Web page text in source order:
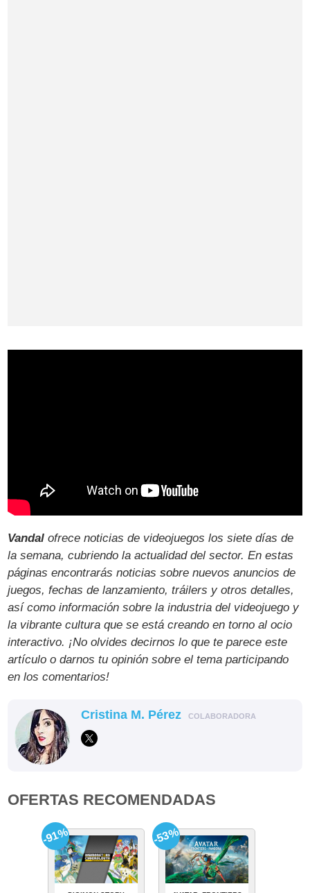
Vandal ofrece noticias de videojuegos los siete días de
la semana, cubriendo la actualidad del sector. En estas
páginas encontrarás noticias sobre nuevos anuncios de
juegos, fechas de lanzamiento, tráilers y otros detalles,
así como información sobre la industria del videojuego y
la vibrante cultura que se está creando en torno al ocio
interactivo. ¡No olvides decirnos lo que te parece este
artículo o darnos tu opinión sobre el tema participando
en los comentarios!
Cristina M. Pérez COLABORADORA
OFERTAS RECOMENDADAS
-91% -53%